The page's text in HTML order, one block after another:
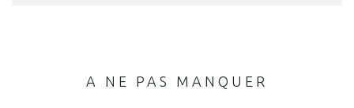
A NE PAS MANQUER